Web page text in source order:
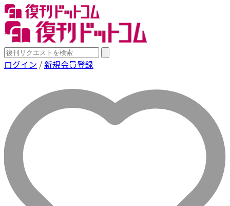
ログイン /新規会員登録